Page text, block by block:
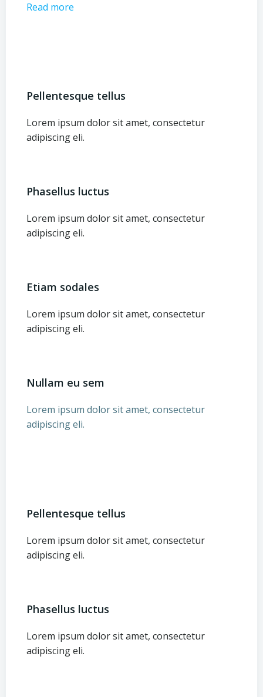
Read more
Pellentesque tellus
Lorem ipsum dolor sit amet, consectetur
adipiscing eli.
Phasellus luctus
Lorem ipsum dolor sit amet, consectetur
adipiscing eli.
Etiam sodales
Lorem ipsum dolor sit amet, consectetur
adipiscing eli.
Nullam eu sem
Lorem ipsum dolor sit amet, consectetur
adipiscing eli.
Pellentesque tellus
Lorem ipsum dolor sit amet, consectetur
adipiscing eli.
Phasellus luctus
Lorem ipsum dolor sit amet, consectetur
adipiscing eli.